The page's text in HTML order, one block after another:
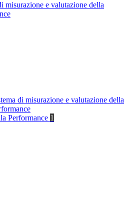
misurazione e valutazione della
di misurazione e valutazione della
Performance 1